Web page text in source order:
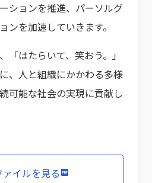
ションを推進、パーソルグ
ンを加速していきます。
「はたらいて、笑おう。」
、人と組織にかかわる多様
可能な社会の実現に貢献し
ァイルを見る